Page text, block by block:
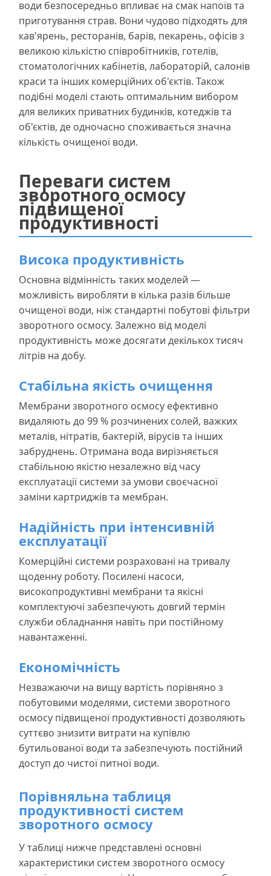
води безпосередньо впливає на смак напоїв та
приготування страв. Вони чудово підходять для
кав'ярень, ресторанів, барів, пекарень, офісів з
великою кількістю співробітників, готелів,
стоматологічних кабінетів, лабораторій, салонів
краси та інших комерційних об'єктів. Також
подібні моделі стають оптимальним вибором
для великих приватних будинків, котеджів та
об'єктів, де одночасно споживається значна
кількість очищеної води.
Переваги систем
зворотного осмосу
підвищеної
продуктивності
Висока продуктивність
Основна відмінність таких моделей —
можливість виробляти в кілька разів більше
очищеної води, ніж стандартні побутові фільтри
зворотного осмосу. Залежно від моделі
продуктивність може досягати декількох тисяч
літрів на добу.
Стабільна якість очищення
Мембрани зворотного осмосу ефективно
видаляють до 99 % розчинених солей, важких
металів, нітратів, бактерій, вірусів та інших
забруднень. Отримана вода вирізняється
стабільною якістю незалежно від часу
експлуатації системи за умови своєчасної
заміни картриджів та мембран.
Надійність при інтенсивній
експлуатації
Комерційні системи розраховані на тривалу
щоденну роботу. Посилені насоси,
високопродуктивні мембрани та якісні
комплектуючі забезпечують довгий термін
служби обладнання навіть при постійному
навантаженні.
Економічність
Незважаючи на вищу вартість порівняно з
побутовими моделями, системи зворотного
осмосу підвищеної продуктивності дозволяють
суттєво знизити витрати на купівлю
бутильованої води та забезпечують постійний
доступ до чистої питної води.
Порівняльна таблиця
продуктивності систем
зворотного осмосу
У таблиці нижче представлені основні
характеристики систем зворотного осмосу